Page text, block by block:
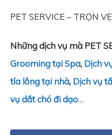
PET SERVICE – TRỌN
Những dịch vụ mà PET
Grooming tại Spa, Dịch
tỉa lông tại nhà, Dịch vụ
vụ dắt chó đi dạo…